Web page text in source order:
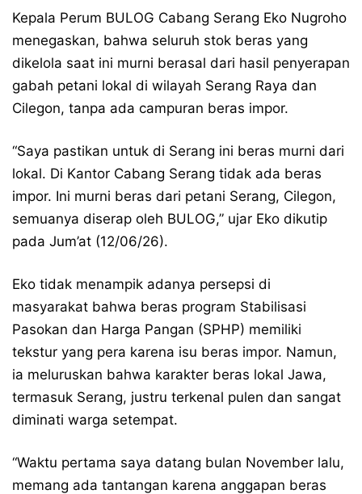
Kepala Perum BULOG Cabang Serang Eko Nugroho
menegaskan, bahwa seluruh stok beras yang
dikelola saat ini murni berasal dari hasil penyerapan
gabah petani lokal di wilayah Serang Raya dan
Cilegon, tanpa ada campuran beras impor.
“Saya pastikan untuk di Serang ini beras murni dari
lokal. Di Kantor Cabang Serang tidak ada beras
impor. Ini murni beras dari petani Serang, Cilegon,
semuanya diserap oleh BULOG,” ujar Eko dikutip
pada Jum’at (12/06/26).
Eko tidak menampik adanya persepsi di
masyarakat bahwa beras program Stabilisasi
Pasokan dan Harga Pangan (SPHP) memiliki
tekstur yang pera karena isu beras impor. Namun,
ia meluruskan bahwa karakter beras lokal Jawa,
termasuk Serang, justru terkenal pulen dan sangat
diminati warga setempat.
“Waktu pertama saya datang bulan November lalu,
memang ada tantangan karena anggapan beras